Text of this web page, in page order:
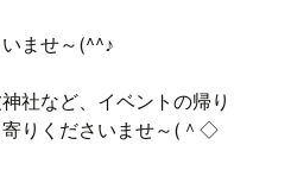
ませ～(^^♪
社など、イベントの帰り
りくださいませ～(＾◇